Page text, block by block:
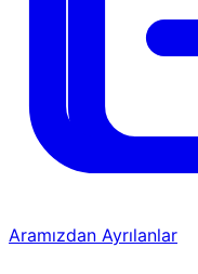
Aramızdan Ayrılanlar